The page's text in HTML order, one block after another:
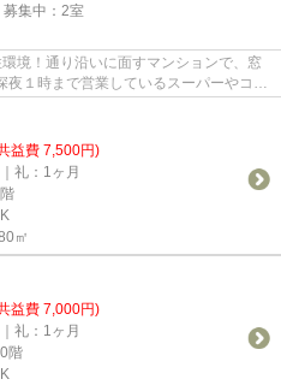
集中： 2室
境！通り沿いに面すマンションで、窓
１時まで営業しているスーパーやコン
益費 7,500円)
礼：1ヶ月
㎡
益費 7,000円)
礼：1ヶ月
階